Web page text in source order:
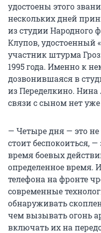
удостоены этого
нескольких дней
из студии Народного
Клупов, удостоенный
участник штурма
1995 года. Именно к
дозвонившаяся в
из Переделкино. Нина
связи с сыном нет
— Четыре дня — это не
стоит беспокоиться,
время боевых
определенное время.
телефона на фронте
современные
обнаруживать
чем вызывать огонь
включать их на